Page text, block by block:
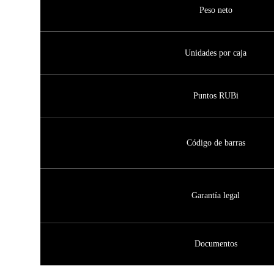
Peso neto
Unidades por caja
Puntos RUBi
Código de barras
Garantía legal
Documentos